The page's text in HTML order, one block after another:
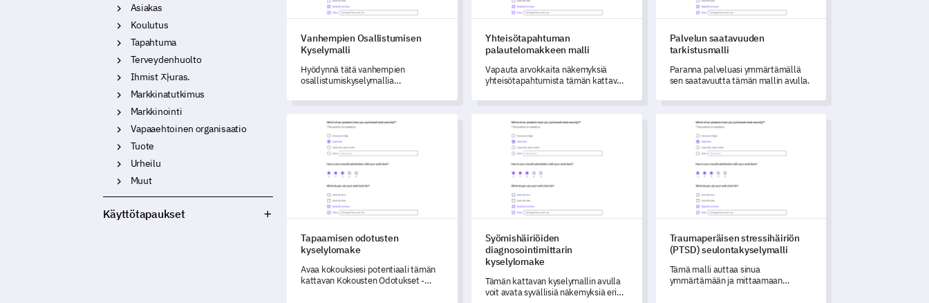
Vanhempien Osallistumisen
Kyselymalli
Hyödynnä tätä vanhempien
osallistumiskyselymallia
vanhempien roolia lapsensa
Yhteisötapahtuman
palautelomakkeen malli
Vapauta arvokkaita näkemyksiä
yhteisötapahtumista tämän kattavan
Palvelun saatavuuden
tarkistusmalli
Paranna palveluasi ymmärtämällä
sen saatavuutta tämän mallin avulla.
Tapaamisen odotusten kyselylomake
Tapaamisen odotusten
kyselylomake
Avaa kokouksiesi potentiaali tämän
kattavan Kokousten Odotukset -
Syömishäiriöiden diagnosointimittarin kyselylomake
Syömishäiriöiden
diagnosointimittarin
kyselylomake
Tämän kattavan kyselymallin avulla
voit avata syvällisiä näkemyksiä eri
Traumaperäisen stressihäiriön (PTSD)
Traumaperäisen stressihäiriön
(PTSD) seulontakyselymalli
Tämä malli auttaa sinua
ymmärtämään ja mittaamaan
Asiakas
Koulutus
Tapahtuma
Terveydenhuolto
Ihmist 자uras.
Markkinatutkimus
Markkinointi
Vapaaehtoinen organisaatio
Tuote
Urheilu
Muut
Käyttötapaukset